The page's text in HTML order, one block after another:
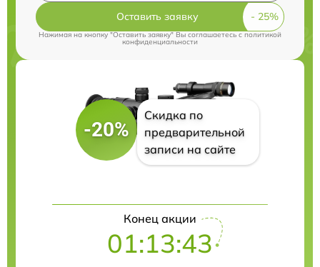
Оставить заявку
Нажимая на кнопку "Оставить заявку" Вы соглашаетесь cполитикой
конфиденциальности
-20%
Скидка по
предварительной
записи на сайте
Конец акции
01:13:42